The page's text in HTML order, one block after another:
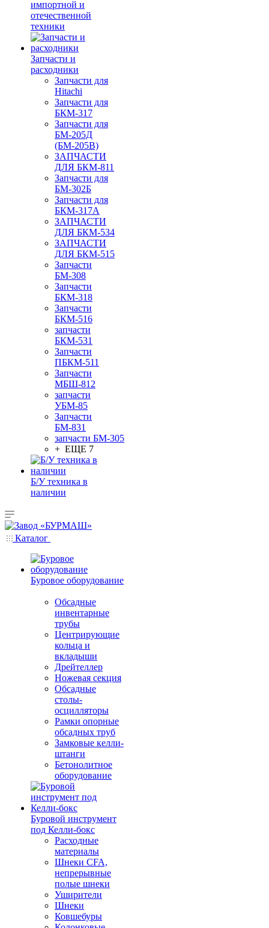
импортной и
отечественной
техники
Запчасти и
расходники
Запчасти для
Hitachi
Запчасти для
БКМ-317
Запчасти для
БМ-205Д
(БМ-205В)
ЗАПЧАСТИ
ДЛЯ БКМ-811
Запчасти для
БМ-302Б
Запчасти для
БКМ-317А
ЗАПЧАСТИ
ДЛЯ БКМ-534
ЗАПЧАСТИ
ДЛЯ БКМ-515
Запчасти
БМ-308
Запчасти
БКМ-318
Запчасти
БКМ-516
запчасти
БКМ-531
Запчасти
ПБКМ-511
Запчасти
МБШ-812
запчасти
УБМ-85
Запчасти
БМ-831
запчасти БМ-305
+ ЕЩЕ 7
Б/У техника в
наличии
Каталог
Буровое оборудование
Обсадные
инвентарные
трубы
Центрирующие
кольца и
вкладыши
Дрейтеллер
Ножевая секция
Обсадные
столы-
осцилляторы
Рамки опорные
обсадных труб
Замковые келли-
штанги
Бетонолитное
оборудование
Буровой инструмент
под Келли-бокс
Расходные
материалы
Шнеки CFA,
непрерывные
полые шнеки
Уширители
Шнеки
Ковшебуры